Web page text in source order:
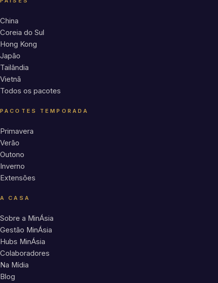
China
Coreia do Sul
Hong Kong
Japão
Tailândia
Vietnã
Todos os pacotes
PACOTES TEMPORADA
Primavera
Verão
Outono
Inverno
Extensões
A CASA
Sobre a MinÁsia
Gestão MinÁsia
Hubs MinÁsia
Colaboradores
Na Mídia
Blog